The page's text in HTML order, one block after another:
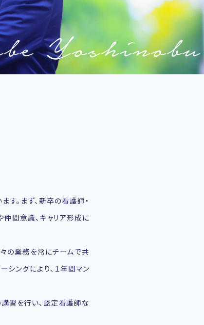
。まず、新卒の看護師・
間意識、キャリア形成に
の業務を常にチームで共
シングにより、１年間マン
習を行い、認定看護師な